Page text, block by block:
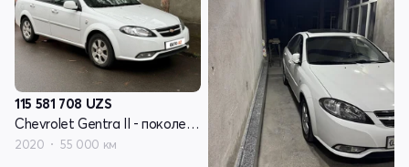
115 581 708 UZS
Chevrolet Gentra II - поколение
2020 55 000 км